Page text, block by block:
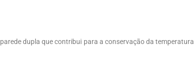
dupla que contribui para a conservação da temperatura